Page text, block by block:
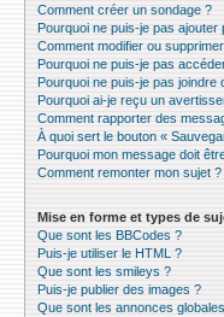
Comment créer un sondage ?
Pourquoi ne puis-je pas ajouter
Comment modifier ou
Pourquoi ne puis-je pas
Pourquoi ne puis-je pas
Pourquoi ai-je reçu un
Comment rapporter des
À quoi sert le bouton «
Pourquoi mon message doit
Comment remonter mon sujet ?
Mise en forme et types de
Que sont les BBCodes ?
Puis-je utiliser le HTML ?
Que sont les smileys ?
Puis-je publier des images ?
Que sont les annonces